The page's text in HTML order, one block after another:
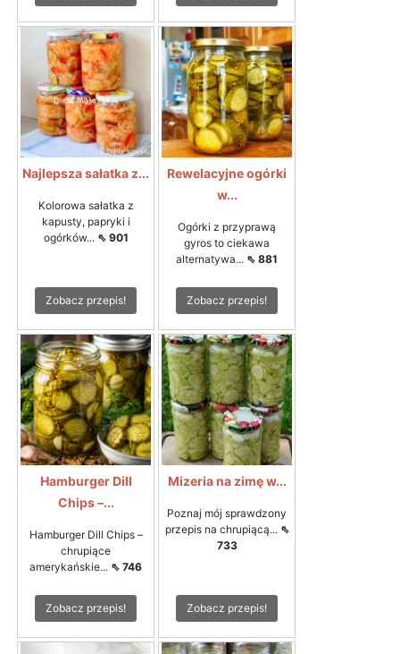
Najlepsza sałatka z...
Kolorowa sałatka z
kapusty, papryki i
ogórków... ⇖ 901
Zobacz przepis!
Rewelacyjne ogórki
w...
Ogórki z przyprawą
gyros to ciekawa
alternatywa... ⇖ 881
Zobacz przepis!
Hamburger Dill
Chips –...
Hamburger Dill Chips –
chrupiące
amerykańskie... ⇖ 746
Zobacz przepis!
Mizeria na zimę w...
Poznaj mój sprawdzony
przepis na chrupiącą... ⇖
733
Zobacz przepis!